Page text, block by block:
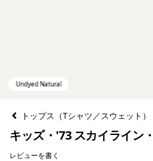
トップス（Tシャツ／スウェット）
キッズ・'73 スカイライン
レビューを書く